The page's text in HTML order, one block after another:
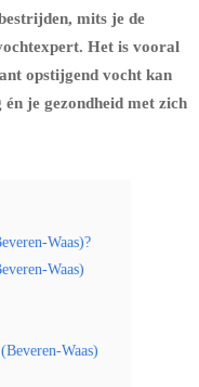
mits je de
Het is vooral
opstijgend vocht kan
je gezondheid met zich
Waas)?
Waas)
Waas)